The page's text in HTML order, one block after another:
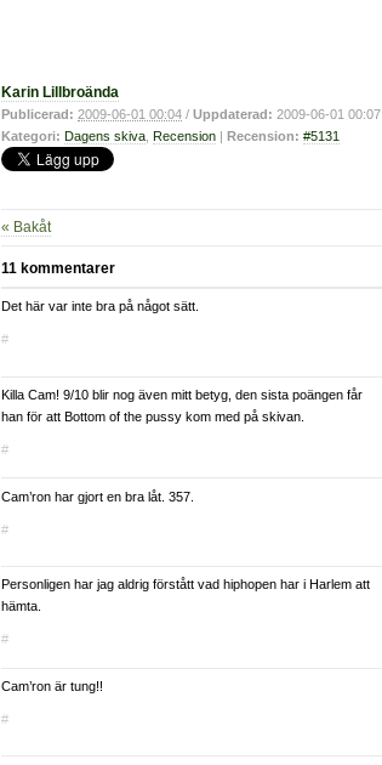
Karin Lillbroända
Publicerad: 2009-06-01 00:04 / Uppdaterad: 2009-06-01 00:07
Kategori: Dagens skiva Recension Recension: #5131
« Bakåt
11 kommentarer
Det här var inte bra på något sätt.
#
Killa Cam! 9/10 blir nog även mitt betyg, den sista poängen får
han för att Bottom of the pussy kom med på skivan.
#
Cam’ron har gjort en bra låt. 357.
#
Personligen har jag aldrig förstått vad hiphopen har i Harlem att
hämta.
#
Cam’ron är tung!!
#